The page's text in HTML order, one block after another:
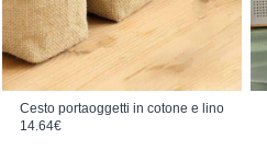
Cesto portaoggetti in cotone e lino
14.64€